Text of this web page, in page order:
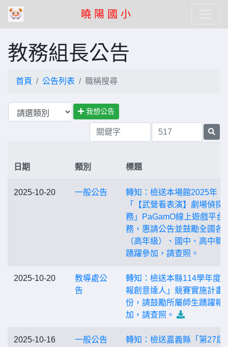
曉 陽 國 小
教務組長公告
首頁 公告列表 職稱搜尋
我想公告
日期 類別 標題
2025-10-20 一般公告
轉知：檢送本場館2025年
「【武營看表演】劇場偵探
務」PaGamO線上遊戲平台
務，惠請公告並鼓勵全國各
（高年級）、國中、高中職
踴躍參加，請查照。
2025-10-20
教導處公
告
轉知：檢送本縣114學年度
報創意達人」競賽實施計畫1
份，請鼓勵所屬師生踴躍報
加，請查照。
2025-10-16 一般公告
轉知：檢送嘉義縣「第27屆